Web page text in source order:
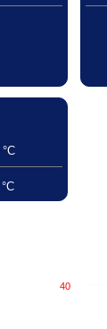
°C
°C
40